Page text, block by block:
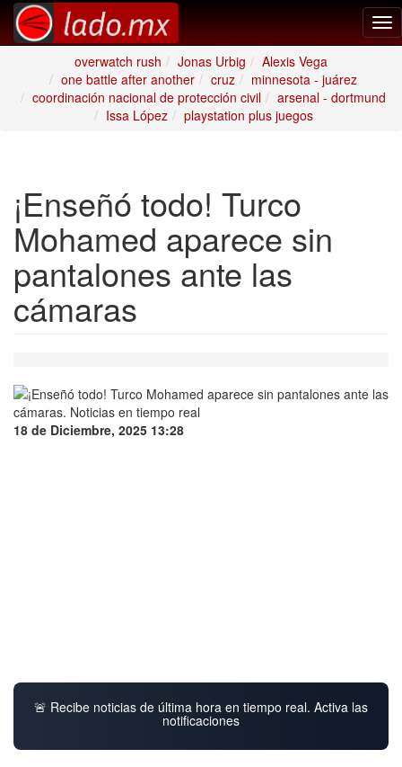
overwatch rush
Jonas Urbig
Alexis Vega
one battle after another
cruz
minnesota - juárez
coordinación nacional de protección civil
arsenal - dortmund
Issa López
playstation plus juegos
¡Enseñó todo! Turco
Mohamed aparece sin
pantalones ante las
cámaras
18 de Diciembre, 2025 13:28
🚨 Recibe noticias de última hora en tiempo real. Activa las
notificaciones